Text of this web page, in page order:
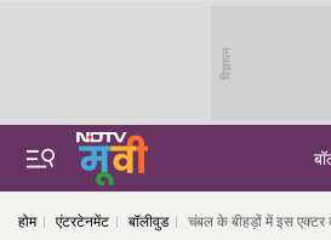
विज्ञापन
होम एंटरटेनमेंट बॉलीवुड चंबल के बीहड़ों में इस